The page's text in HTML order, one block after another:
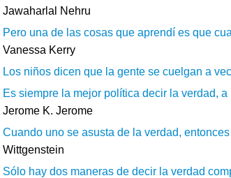
Jawaharlal Nehru
Pero una de las cosas que aprendí es que
Vanessa Kerry
Los niños dicen que la gente se cuelgan a
Es siempre la mejor política decir la verdad,
Jerome K. Jerome
Cuando uno se asusta de la verdad,
Wittgenstein
Sólo hay dos maneras de decir la verdad